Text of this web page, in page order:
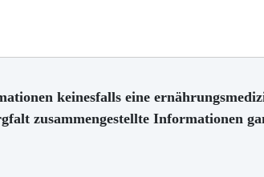
keinesfalls eine
zusammengestellte Informationen